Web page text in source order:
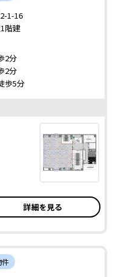
1-16
階建
2分
2分
歩5分
詳細を見る
件